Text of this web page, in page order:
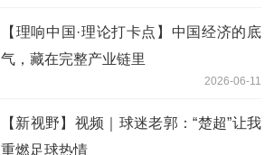
【理响中国·理论打卡点】中国经济的底
气，藏在完整产业链里
2026-06-11
【新视野】视频｜球迷老郭：“楚超”让我
重燃足球热情